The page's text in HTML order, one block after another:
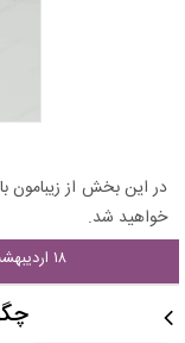
در این بخش از زیبامون
خواهید شد.
۱۸ اردیبهشت ۱۴۰۱ - ۰۹:۵۹